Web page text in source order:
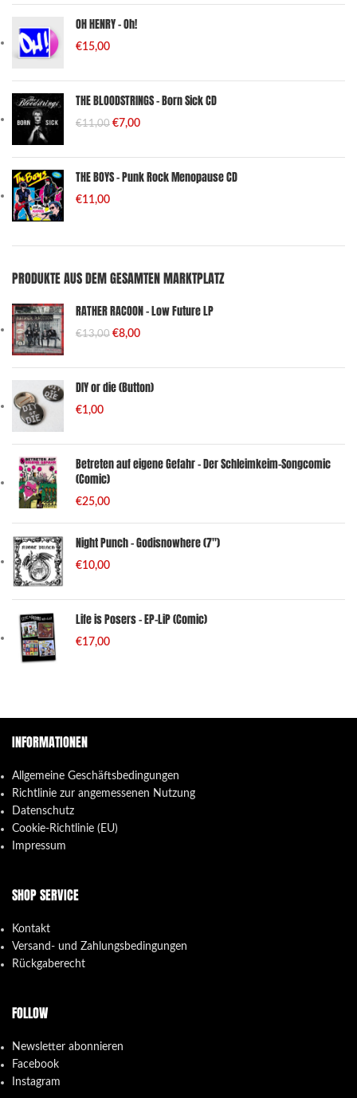
OH HENRY - Oh!
€15,00
THE BLOODSTRINGS - Born Sick CD
€11,00 €7,00
THE BOYS - Punk Rock Menopause CD
€11,00
PRODUKTE AUS DEM GESAMTEN MARKTPLATZ
RATHER RACOON - Low Future LP
€13,00 €8,00
DIY or die (Button)
€1,00
Betreten auf eigene Gefahr – Der Schleimkeim-Songcomic
(Comic)
€25,00
Night Punch - Godisnowhere (7")
€10,00
Life is Posers - EP-LiP (Comic)
€17,00
INFORMATIONEN
Allgemeine Geschäftsbedingungen
Richtlinie zur angemessenen Nutzung
Datenschutz
Cookie-Richtlinie (EU)
Impressum
SHOP SERVICE
Kontakt
Versand- und Zahlungsbedingungen
Rückgaberecht
FOLLOW
Newsletter abonnieren
Facebook
Instagram